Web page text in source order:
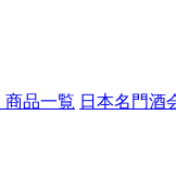
商品一覧 日本名門酒